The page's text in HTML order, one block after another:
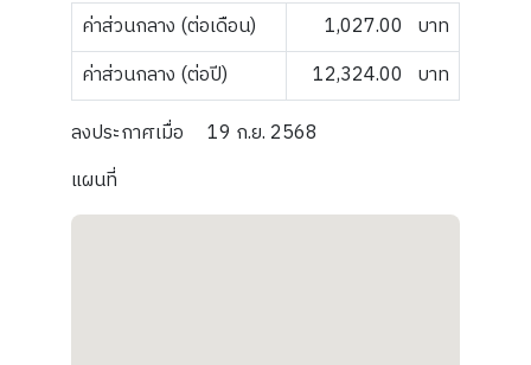
ค่าส่วนกลาง (ต่อเดือน) 1,027.00 บาท
ค่าส่วนกลาง (ต่อปี)
12,324.00 บาท
ลงประกาศเมื่อ
19 ก.ย. 2568
แผนที่